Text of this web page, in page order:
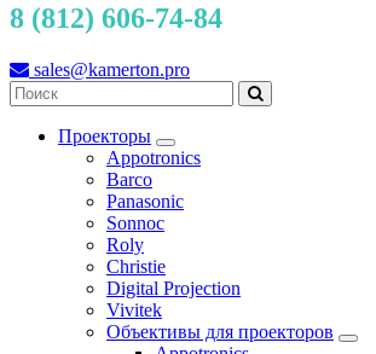
8 (812) 606-74-84
sales@kamerton.pro
Проекторы
Appotronics
Barco
Panasonic
Sonnoc
Roly
Christie
Digital Projection
Vivitek
Объективы для проекторов